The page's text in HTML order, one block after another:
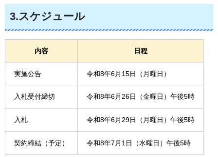
3.スケジュール
内容 日程
実施公告 令和8年6月15日（月曜日）
入札受付締切 令和8年6月26日（金曜日）午後5時
入札 令和8年6月29日（月曜日）午後5時
契約締結（予定） 令和8年7月1日（水曜日）午後5時